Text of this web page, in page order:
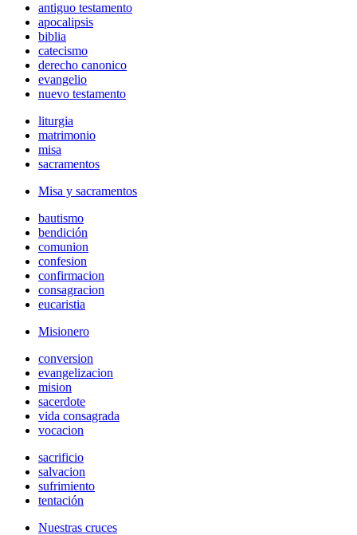
antiguo testamento
apocalipsis
biblia
catecismo
derecho canonico
evangelio
nuevo testamento
liturgia
matrimonio
misa
sacramentos
Misa y sacramentos
bautismo
bendición
comunion
confesion
confirmacion
consagracion
eucaristia
Misionero
conversion
evangelizacion
mision
sacerdote
vida consagrada
vocacion
sacrificio
salvacion
sufrimiento
tentación
Nuestras cruces